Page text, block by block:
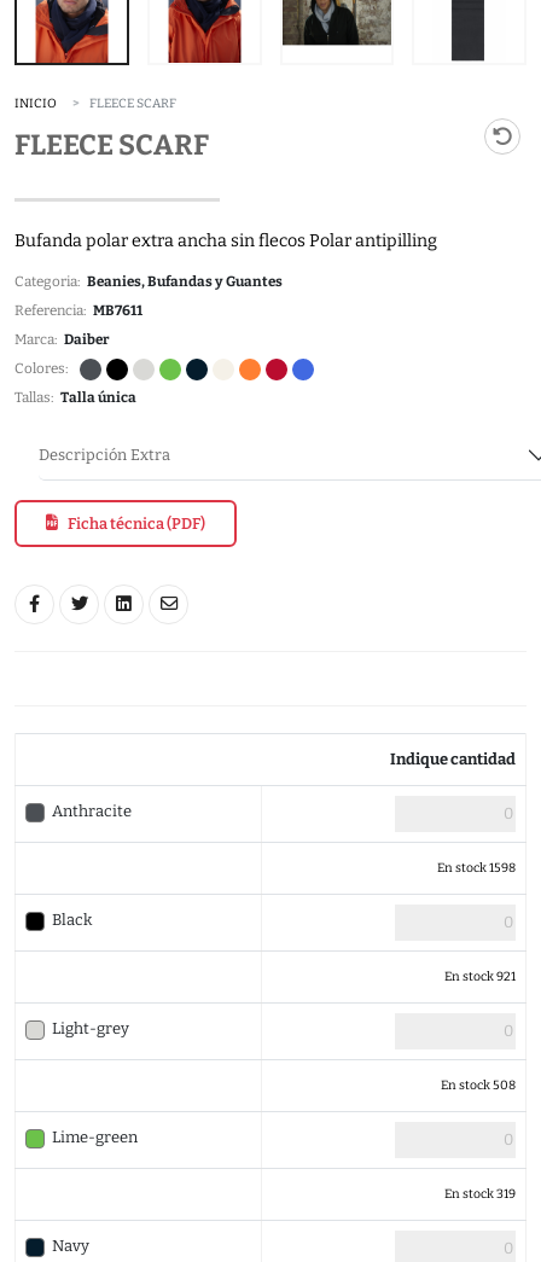
INICIO FLEECE SCARF
FLEECE SCARF
Bufanda polar extra ancha sin flecos Polar antipilling
Categoria: Beanies, Bufandas y Guantes
Referencia: MB7611
Marca: Daiber
Colores:
Tallas: Talla única
Descripción Extra
Ficha técnica (PDF)
Indique cantidad
Anthracite
En stock 1598
Black
En stock 921
Light-grey
En stock 508
Lime-green
En stock 319
Navy